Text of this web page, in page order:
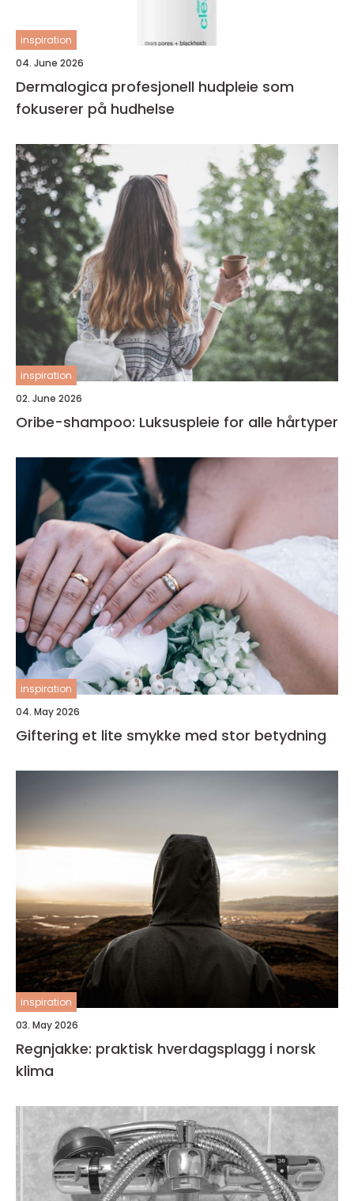
inspiration
04. June 2026
Dermalogica profesjonell hudpleie som
fokuserer på hudhelse
inspiration
02. June 2026
Oribe-shampoo: Luksuspleie for alle hårtyper
inspiration
04. May 2026
Giftering et lite smykke med stor betydning
inspiration
03. May 2026
Regnjakke: praktisk hverdagsplagg i norsk
klima